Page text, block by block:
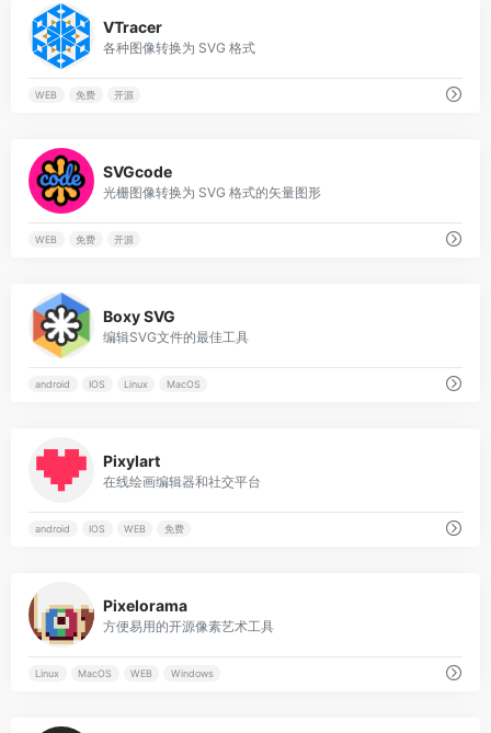
VTracer
各种图像转换为 SVG 格式
WEB 免费 开源
SVGcode
光栅图像转换为 SVG 格式的矢量图形
WEB 免费 开源
Boxy SVG
编辑SVG文件的最佳工具
android IOS Linux MacOS
Pixylart
在线绘画编辑器和社交平台
android IOS WEB 免费
Pixelorama
方便易用的开源像素艺术工具
Linux MacOS WEB Windows